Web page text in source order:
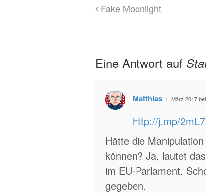
Fake Moonlight
Eine Antwort auf
Matthias 1. März 2017
http://j.mp/
Hätte die
können? Ja, lautet
im EU-Parlament.
gegeben.